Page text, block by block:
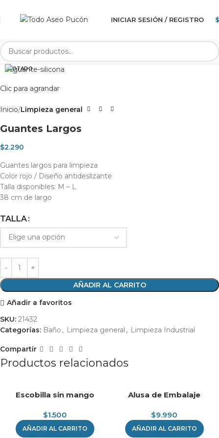
INICIAR SESIÓN / REGISTRO $
AGOTADO
Clic para agrandar
Inicio Limpieza general
Guantes Largos
$2.290
Guantes largos para limpieza
Color rojo / Diseño antideslizante
Talla disponibles: M – L
38 cm de largo
TALLA
AÑADIR AL CARRITO
Añadir a favoritos
SKU: 21432
Categorías: Baño , Limpieza general , Limpieza Industrial
Compartir
Productos relacionados
Escobilla sin mango
$1.500
AÑADIR AL CARRITO
Alusa de Embalaje
$9.990
AÑADIR AL CARRITO